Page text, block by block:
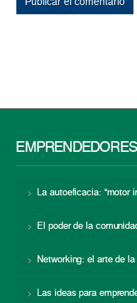
EMPRENDEDORES
La autoeficacia: “motor
El poder de la
Networking: el arte de la
Las ideas para